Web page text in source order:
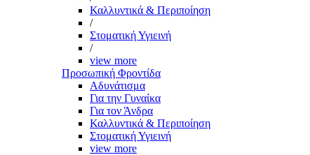
Καλλυντικά & Περιποίηση
/
Στοματική Υγιεινή
/
view more
Προσωπική Φροντίδα
Αδυνάτισμα
Για την Γυναίκα
Για τον Άνδρα
Καλλυντικά & Περιποίηση
Στοματική Υγιεινή
view more